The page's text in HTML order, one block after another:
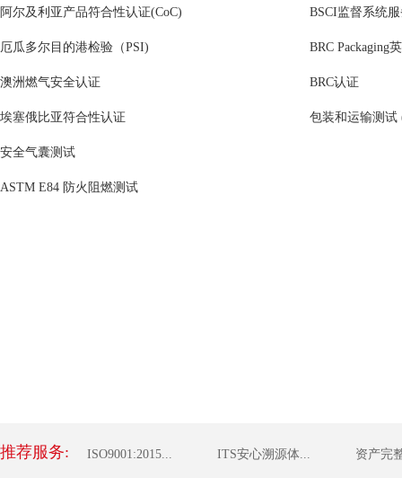
阿尔及利亚产品符合性认证(CoC)
厄瓜多尔目的港检验（PSI)
澳洲燃气安全认证
埃塞俄比亚符合性认证
安全气囊测试
ASTM E84 防火阻燃测试
BSCI监督系统
BRC Packaging
BRC认证
包装和运输测试
推荐服务: ISO9001:2015... ITS安心溯源体... 资产完